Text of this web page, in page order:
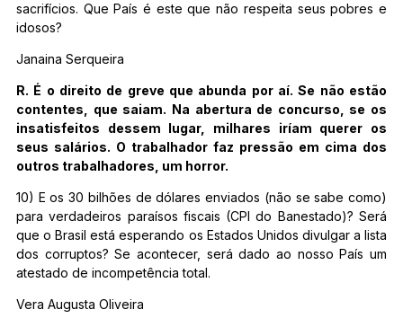
sacrifícios. Que País é este que não respeita seus pobres e
idosos?
Janaina Serqueira
R. É o direito de greve que abunda por aí. Se não estão
contentes, que saiam. Na abertura de concurso, se os
insatisfeitos dessem lugar, milhares iríam querer os
seus salários. O trabalhador faz pressão em cima dos
outros trabalhadores, um horror.
10) E os 30 bilhões de dólares enviados (não se sabe como)
para verdadeiros paraísos fiscais (CPI do Banestado)? Será
que o Brasil está esperando os Estados Unidos divulgar a lista
dos corruptos? Se acontecer, será dado ao nosso País um
atestado de incompetência total.
Vera Augusta Oliveira